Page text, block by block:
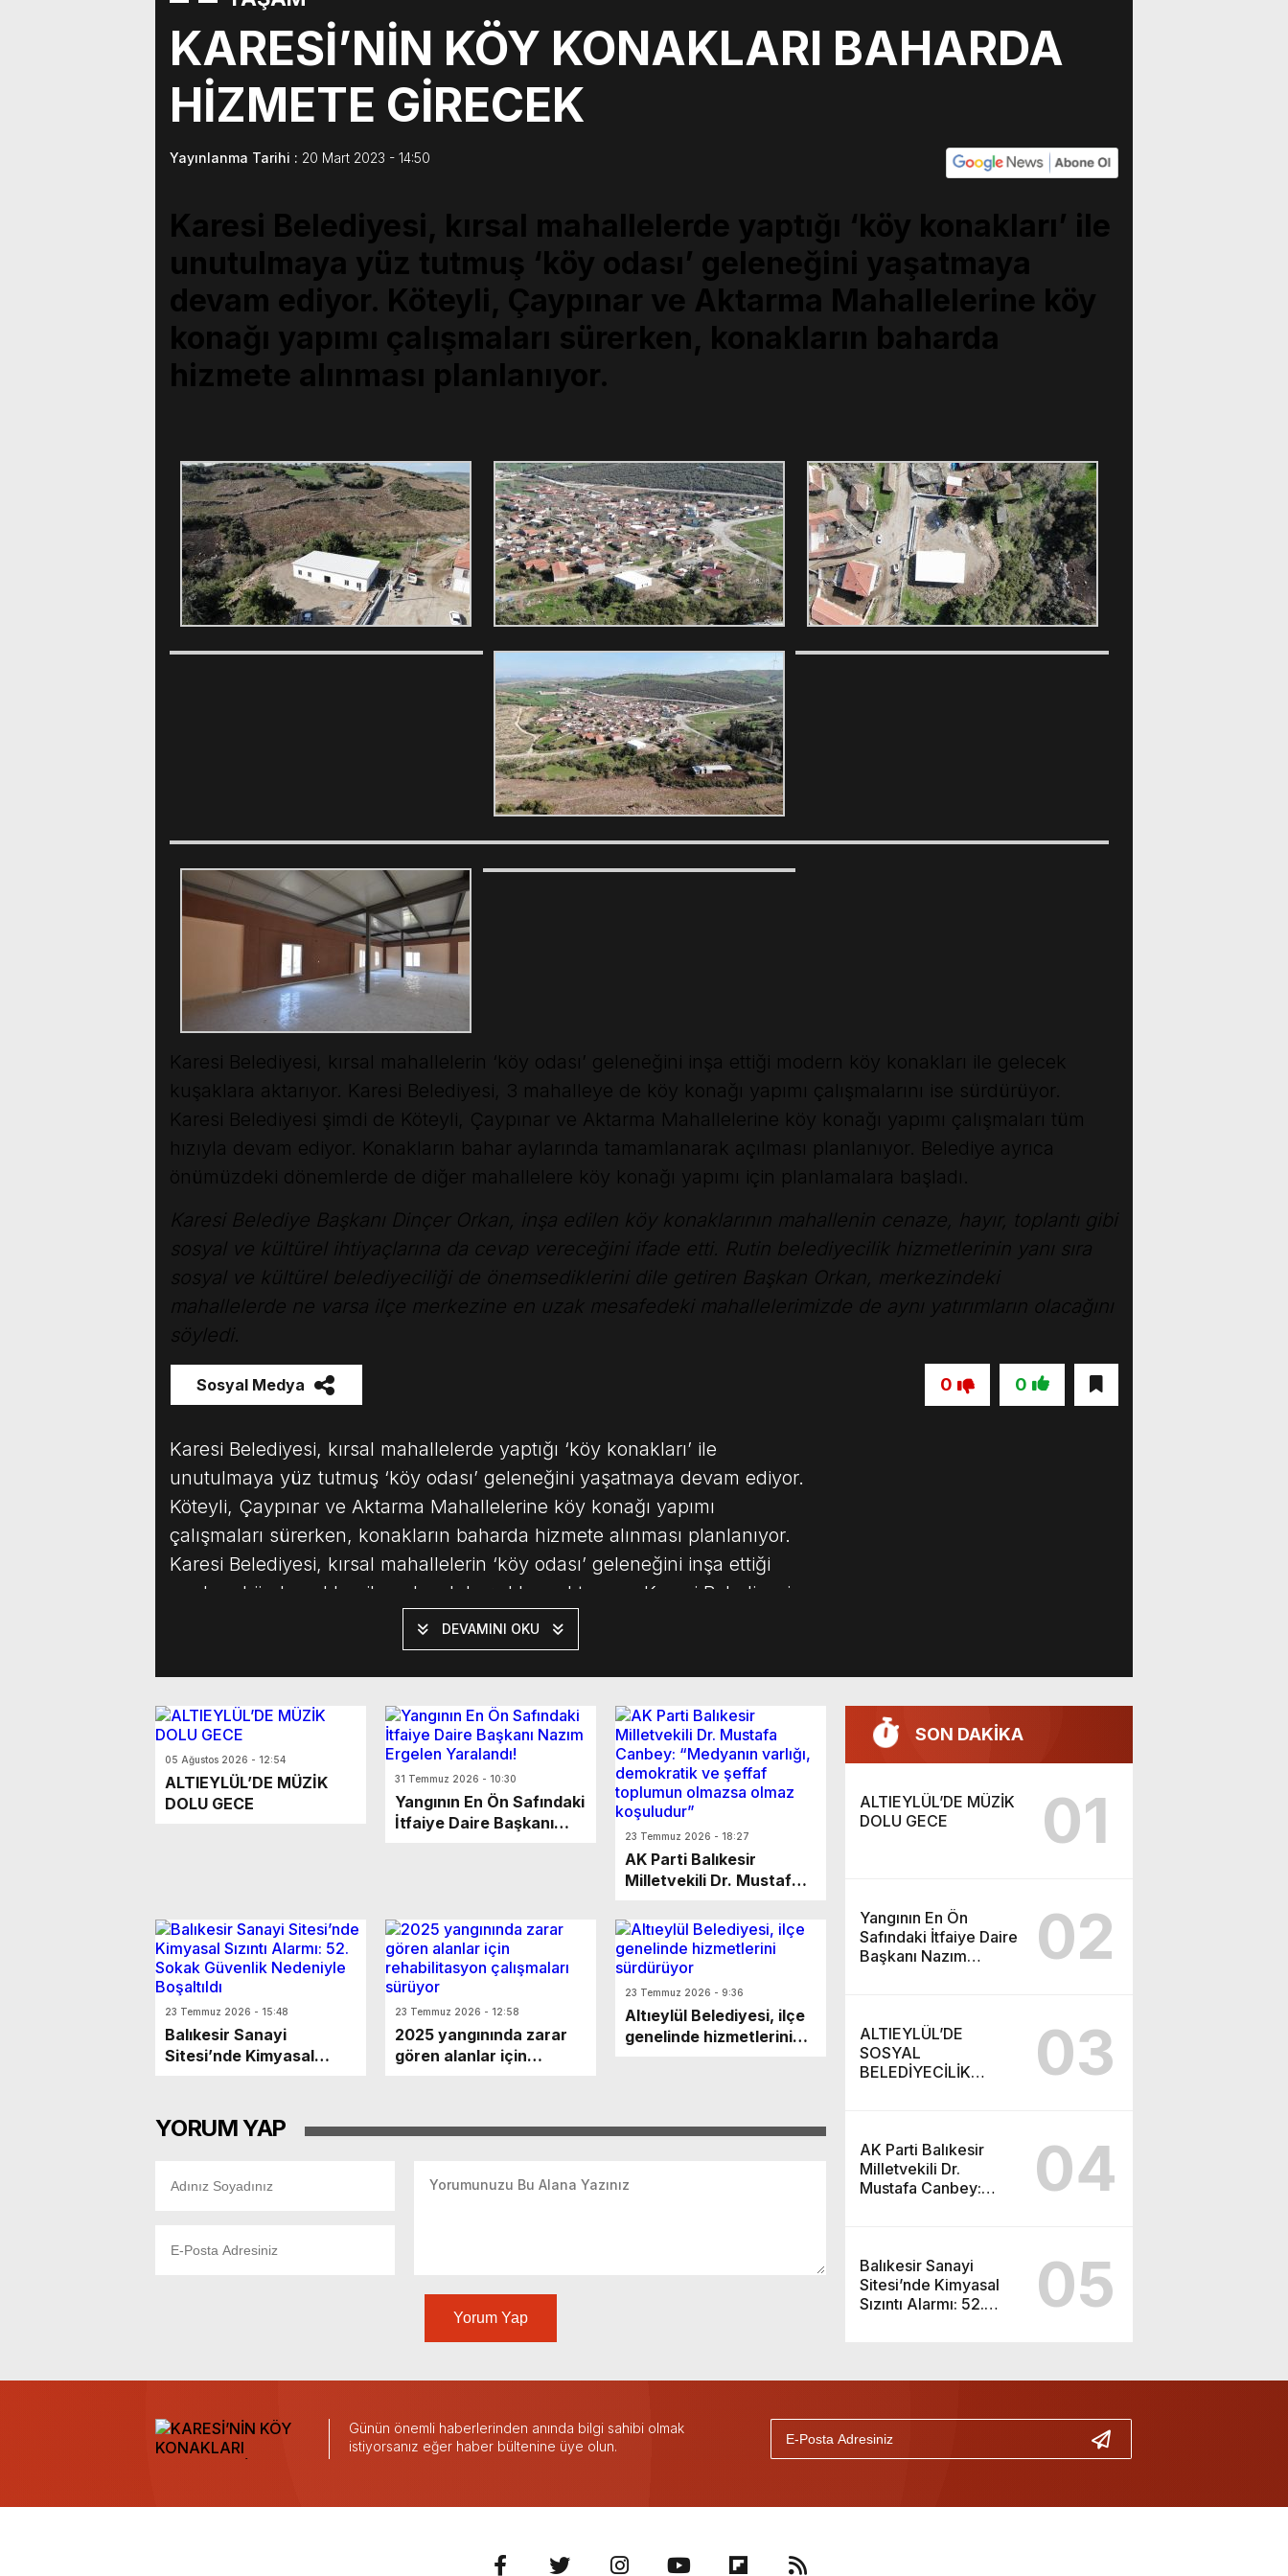
KARESİ’NİN KÖY KONAKLARI BAHARDA
HİZMETE GİRECEK
Yayınlanma Tarihi : 20 Mart 2023 - 14:50
Karesi Belediyesi, kırsal mahallelerde yaptığı ‘köy konakları’ ile
unutulmaya yüz tutmuş ‘köy odası’ geleneğini yaşatmaya
devam ediyor. Köteyli, Çaypınar ve Aktarma Mahallelerine köy
konağı yapımı çalışmaları sürerken, konakların baharda
hizmete alınması planlanıyor.
Karesi Belediyesi, kırsal mahallelerin ‘köy odası’ geleneğini inşa ettiği modern köy konakları ile gelecek
kuşaklara aktarıyor. Karesi Belediyesi, 3 mahalleye de köy konağı yapımı çalışmalarını ise sürdürüyor.
Karesi Belediyesi şimdi de Köteyli, Çaypınar ve Aktarma Mahallelerine köy konağı yapımı çalışmaları tüm
hızıyla devam ediyor. Konakların bahar aylarında tamamlanarak açılması planlanıyor. Belediye ayrıca
önümüzdeki dönemlerde de diğer mahallelere köy konağı yapımı için planlamalara başladı.
Karesi Belediye Başkanı Dinçer Orkan, inşa edilen köy konaklarının mahallenin cenaze, hayır, toplantı gibi
sosyal ve kültürel ihtiyaçlarına da cevap vereceğini ifade etti. Rutin belediyecilik hizmetlerinin yanı sıra
sosyal ve kültürel belediyeciliği de önemsediklerini dile getiren Başkan Orkan, merkezindeki
mahallelerde ne varsa ilçe merkezine en uzak mesafedeki mahallelerimizde de aynı yatırımların olacağını
söyledi.
Sosyal Medya 0
0
Karesi Belediyesi, kırsal mahallelerde yaptığı ‘köy konakları’ ile
unutulmaya yüz tutmuş ‘köy odası’ geleneğini yaşatmaya devam ediyor.
Köteyli, Çaypınar ve Aktarma Mahallelerine köy konağı yapımı
çalışmaları sürerken, konakların baharda hizmete alınması planlanıyor.
Karesi Belediyesi, kırsal mahallelerin ‘köy odası’ geleneğini inşa ettiği
modern köy konakları ile gelecek kuşaklara aktarıyor. Karesi Belediyesi,
DEVAMINI OKU
05 Ağustos 2026 - 12:54
ALTIEYLÜL’DE MÜZİK
DOLU GECE
31 Temmuz 2026 - 10:30
Yangının En Ön Safındaki
İtfaiye Daire Başkanı
23 Temmuz 2026 - 18:27
AK Parti Balıkesir
Milletvekili Dr. Mustafa
varlığı, demokratik ve
şeffaf toplumun olmazsa
olmaz koşuludur”
23 Temmuz 2026 - 15:48
Balıkesir Sanayi
Sitesi’nde Kimyasal
Boşaltıldı
23 Temmuz 2026 - 12:58
2025 yangınında zarar
gören alanlar için
23 Temmuz 2026 - 9:36
Altıeylül Belediyesi, ilçe
genelinde hizmetlerini
YORUM YAP
Yorum Yap
SON DAKİKA
ALTIEYLÜL’DE MÜZİK
DOLU GECE
01
Yangının En Ön
Safındaki İtfaiye Daire
Başkanı Nazım
02
ALTIEYLÜL’DE
SOSYAL
BELEDİYECİLİK
03
AK Parti Balıkesir
Milletvekili Dr.
Mustafa Canbey:
olmaz koşuludur”
04
Balıkesir Sanayi
Sitesi’nde Kimyasal
Sızıntı Alarmı: 52.
05
Günün önemli haberlerinden anında bilgi sahibi olmak
istiyorsanız eğer haber bültenine üye olun.